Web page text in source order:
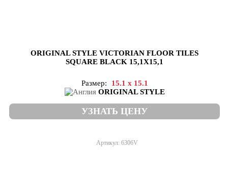
ORIGINAL STYLE VICTORIAN FLOOR TILES
SQUARE BLACK 15,1X15,1
Размер:
15.1 x 15.1
ORIGINAL STYLE
УЗНАТЬ ЦЕНУ
Артикул: 6306V